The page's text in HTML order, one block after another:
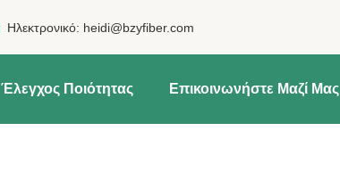
Ηλεκτρονικό: heidi@bzyfiber.com
Έλεγχος Ποιότητας Επικοινωνήστε Μαζί Μας